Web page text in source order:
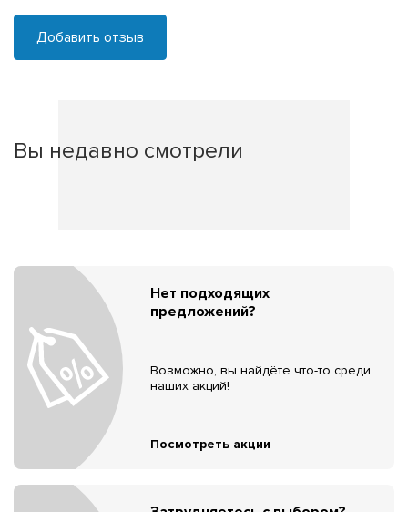
Добавить отзыв
Вы недавно смотрели
Нет подходящих
предложений?
Возможно, вы найдёте что-то среди
наших акций!
Посмотреть акции